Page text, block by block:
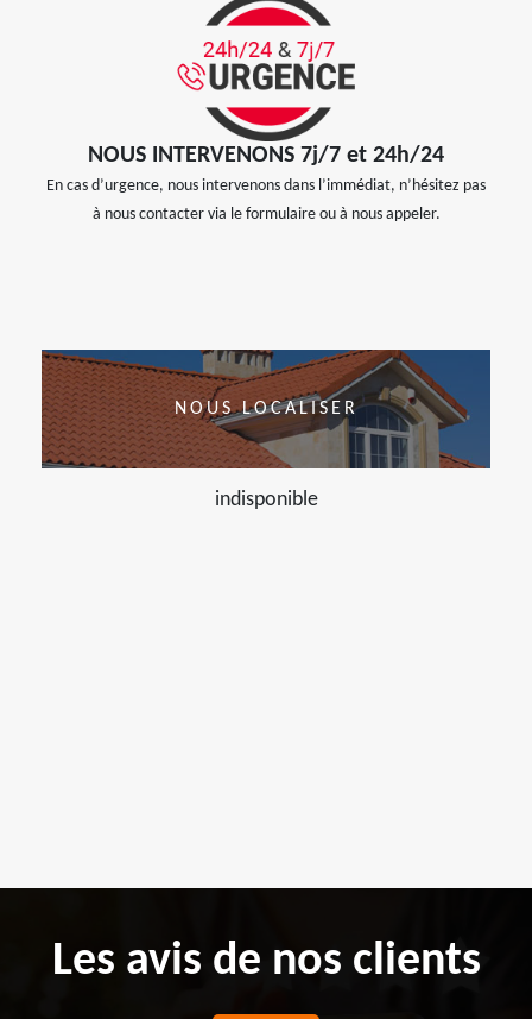
NOUS INTERVENONS 7j/7 et 24h/24
En cas d’urgence, nous intervenons dans l’immédiat, n’hésitez pas
à nous contacter via le formulaire ou à nous appeler.
NOUS LOCALISER
indisponible
Les avis de nos clients